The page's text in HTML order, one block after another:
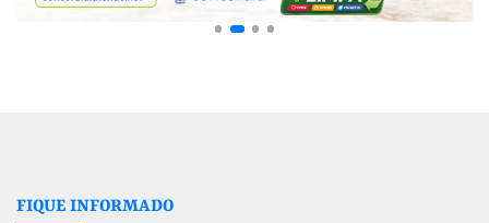
FIQUE INFORMADO